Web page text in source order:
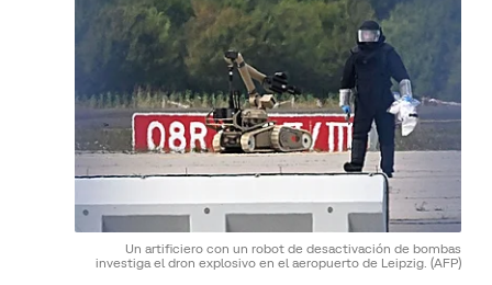
Un artificiero con un robot de desactivación de bombas
investiga el dron explosivo en el aeropuerto de Leipzig. (AFP)